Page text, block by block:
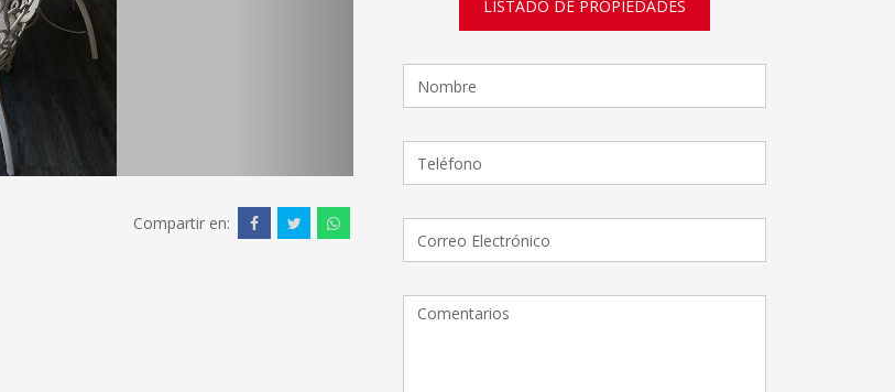
Compartir en:
LISTADO DE PROPIEDADES